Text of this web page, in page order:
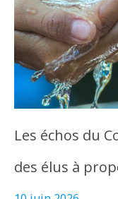
Les échos du
des élus à